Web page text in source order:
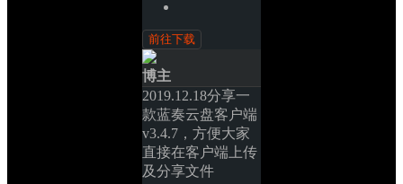
前往下载
博主
2019.12.18分享一
款蓝奏云盘客户端
v3.4.7，方便大家
直接在客户端上传
及分享文件